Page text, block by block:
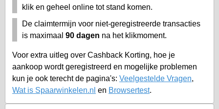
klik en geheel online tot stand komen.
De claimtermijn voor niet-geregistreerde transacties
is maximaal 90 dagen na het klikmoment.
Voor extra uitleg over Cashback Korting, hoe je
aankoop wordt geregistreerd en mogelijke problemen
kun je ook terecht de pagina's: Veelgestelde Vragen,
Wat is Spaarwinkelen.nl en Browsertest.